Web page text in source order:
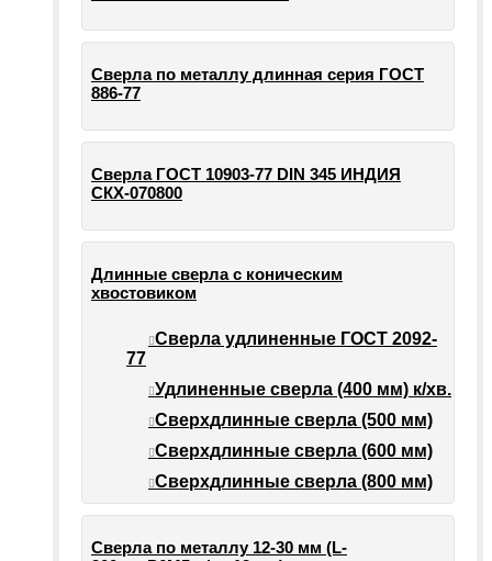
Сверла по металлу длинная серия ГОСТ
886-77
Сверла ГОСТ 10903-77 DIN 345 ИНДИЯ
СКХ-070800
Длинные сверла с коническим
хвостовиком
Сверла удлиненные ГОСТ 2092-
77
Удлиненные сверла (400 мм) к/хв.
Сверхдлинные сверла (500 мм)
Сверхдлинные сверла (600 мм)
Сверхдлинные сверла (800 мм)
Сверла по металлу 12-30 мм (L-